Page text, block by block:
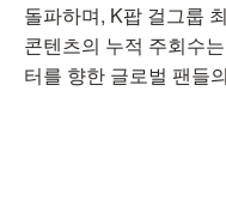
돌파하며, K팝 걸그룹
콘텐츠의 누적 주회수
터를 향한 글로벌 팬들